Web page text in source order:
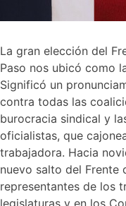
La gran elección del
Paso nos ubicó como
Significó un
contra todas las
burocracia sindical y
oficialistas, que
trabajadora. Hacia
nuevo salto del Frente
representantes de los
legislaturas y en los